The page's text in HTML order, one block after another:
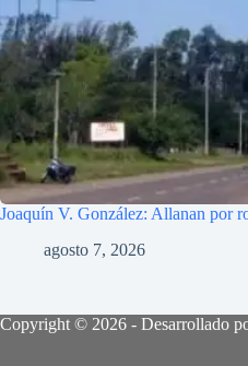
Joaquín V. González: Allanan por
agosto 7, 2026
Copyright © 2026 - Desarrollado